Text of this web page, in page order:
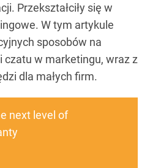
Przekształciły się w
W tym artykule
sposobów na
w marketingu, wraz z
dla małych firm.
next level of